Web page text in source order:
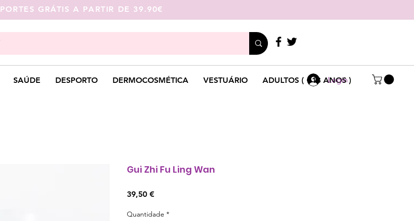
SAÚDE DESPORTO DERMOCOSMÉTICA VESTUÁRIO ADULTOS ( +18 ANOS )
Login
PORTES GRÁTIS A PARTIR DE 39.90€
Gui Zhi Fu Ling Wan
39,50 €Preço
Quantidade *